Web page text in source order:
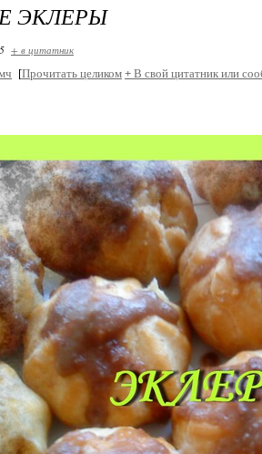
ЭКЛЕРЫ
+ в цитатник
[Прочитать целиком + В свой цитатник или